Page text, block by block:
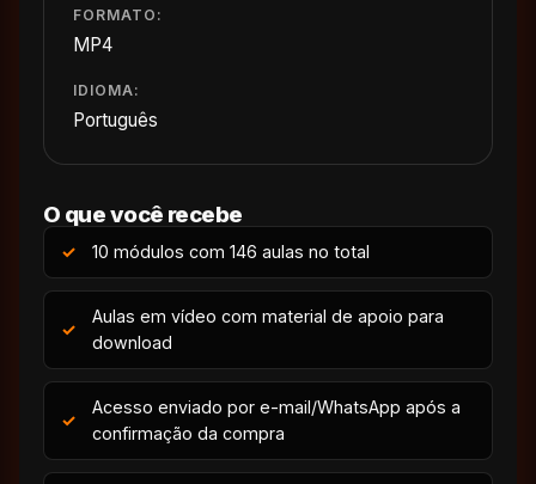
FORMATO:
MP4
IDIOMA:
Português
O que você recebe
10 módulos com 146 aulas no total
Aulas em vídeo com material de apoio para
download
Acesso enviado por e-mail/WhatsApp após a
confirmação da compra